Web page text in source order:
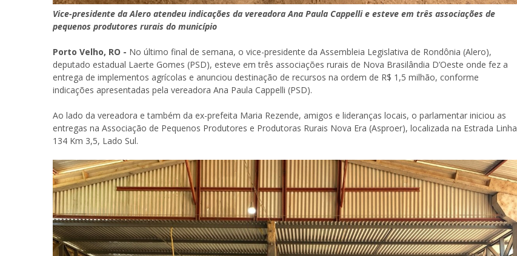
Vice-presidente da Alero atendeu indicações da vereadora Ana Paula Cappelli e esteve em três associações de
pequenos produtores rurais do município
Porto Velho, RO - No último final de semana, o vice-presidente da Assembleia Legislativa de Rondônia (Alero),
deputado estadual Laerte Gomes (PSD), esteve em três associações rurais de Nova Brasilândia D’Oeste onde fez a
entrega de implementos agrícolas e anunciou destinação de recursos na ordem de R$ 1,5 milhão, conforme
indicações apresentadas pela vereadora Ana Paula Cappelli (PSD).
Ao lado da vereadora e também da ex-prefeita Maria Rezende, amigos e lideranças locais, o parlamentar iniciou as
entregas na Associação de Pequenos Produtores e Produtoras Rurais Nova Era (Asproer), localizada na Estrada Linha
134 Km 3,5, Lado Sul.